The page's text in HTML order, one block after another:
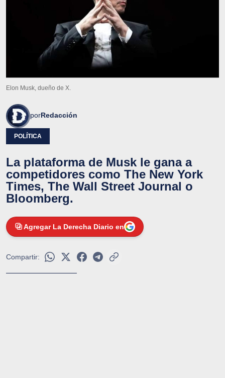
Elon Musk, dueño de X.
porRedacción
POLÍTICA
La plataforma de Musk le gana a
competidores como The New York
Times, The Wall Street Journal o
Bloomberg.
Agregar La Derecha Diario en
Compartir: